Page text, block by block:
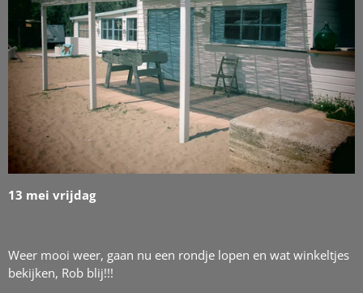
13 mei vrijdag
Weer mooi weer, gaan nu een rondje lopen en wat winkeltjes
bekijken, Rob blij!!!